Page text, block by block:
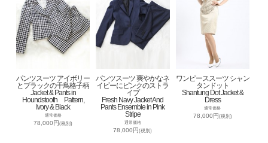
パンツスーツ アイボリー
とブラックの千鳥格子柄
Jacket & Pants in
Houndstooth Pattern,
Ivory & Black
通常価格
78,000円(税別)
パンツスーツ 爽やかなネ
イビーにピンクのストラ
イプ
Fresh Navy Jacket And
Pants Ensemble in Pink
Stripe
通常価格
78,000円(税別)
ワンピーススーツ シャン
タンドット
Shantung Dot Jacket &
Dress
通常価格
78,000円(税別)